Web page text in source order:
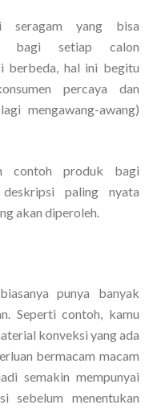
seragam yang bisa
bagi setiap calon
berbeda, hal ini begitu
percaya dan
mengawang-awang)
contoh produk bagi
paling nyata
akan diperoleh.
punya banyak
Seperti contoh, kamu
konveksi yang ada
bermacam macam
semakin mempunyai
sebelum menentukan